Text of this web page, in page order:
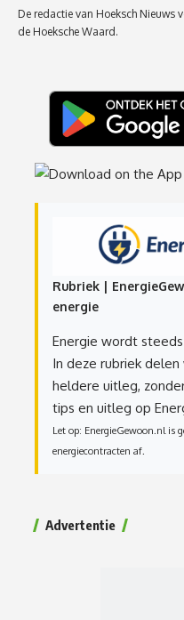
De redactie van Hoeksch Nieuws
de Hoeksche Waard.
Rubriek |
energie
Energie wordt
In deze rubriek
heldere uitleg,
tips en uitleg op
Let op: EnergieGewoon.nl is
energiecontracten af.
Advertentie